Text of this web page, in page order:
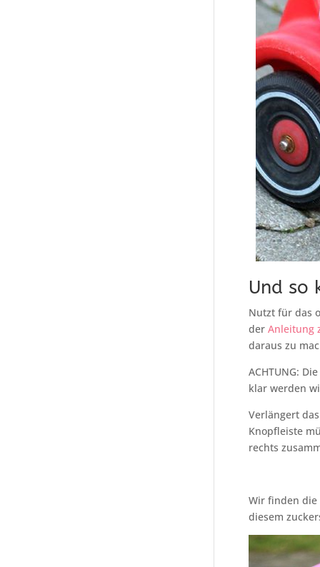
Und so
Nutzt für das
derAnleitung
daraus zu
ACHTUNG:
klar werden
Verlängert
Knopfleiste
rechts
Wir finden die
diesem